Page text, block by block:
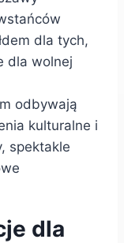
dla tych,
dla wolnej
odbywają
kulturalne i
spektakle
dla